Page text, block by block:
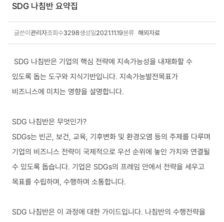
SDG 나침반 요약집
글쓴이 관리자조회수3298생성일2021.11.19분류 해외자료
SDG 나침반은 기업의 핵심 전략에 지속가능성을 내재화할 수
있도록 돕는 도구와 지식기반입니다. 지속가능발전목표가
비즈니스에 미치는 영향을 설명합니다.
SDG 나침반은 무엇인가?
SDGs는 빈곤, 보건, 교육, 기후변화 및 환경오염 등의 주제를 다루며
기업의 비즈니스 전략이 국제적으로 우선 순위에 놓인 가치와 연결될
수 있도록 돕습니다. 기업은 SDGs의 프레임 안에서 전략을 세우고
목표를 수립하며, 수행하며 소통합니다.
SDG 나침반은 이 과정에 대한 가이드입니다. 나침반의 수행전략을